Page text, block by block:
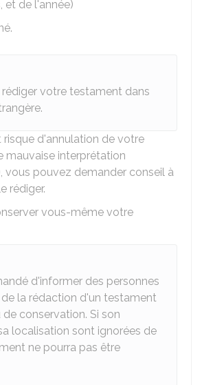
et de l'année)
votre testament dans
d'annulation de votre
mauvaise interprétation
vous pouvez demander conseil à
rédiger.
vous-même votre
d'informer des personnes
la rédaction d'un testament
conservation. Si son
localisation sont ignorées de
ne pourra pas être